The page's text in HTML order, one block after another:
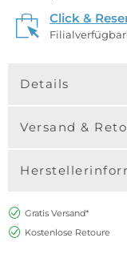
Click &
Details
Versand &
Gratis Versand*
Kostenlose Retoure